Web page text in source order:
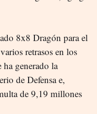
8x8 Dragón para el
retrasos en los
generado la
de Defensa e,
de 9,19 millones